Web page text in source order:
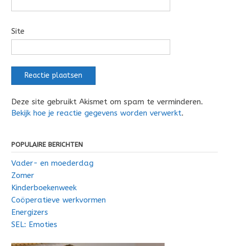
Site
Deze site gebruikt Akismet om spam te verminderen.
Bekijk hoe je reactie gegevens worden verwerkt.
POPULAIRE BERICHTEN
Vader- en moederdag
Zomer
Kinderboekenweek
Coöperatieve werkvormen
Energizers
SEL: Emoties